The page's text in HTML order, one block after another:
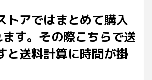
アではまとめて購入
す。その際こちらで送
と送料計算に時間が掛